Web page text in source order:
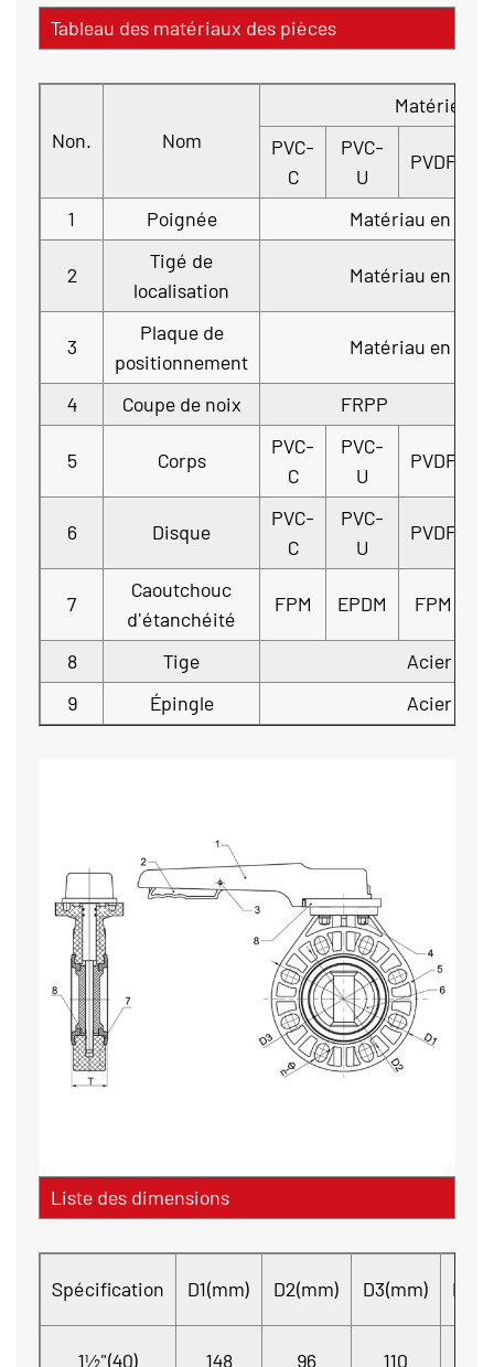
Tableau des matériaux des pièces
Non. Nom
Matériel
PVC-
C
PVC-
U
PVDF
1 Poignée Matériau en
2
Tigé de
localisation
Matériau en
3
Plaque de
positionnement
Matériau en
4 Coupe de noix FRPP
5 Corps
PVC-
C
PVC-
U
PVDF
6 Disque
PVC-
C
PVC-
U
PVDF
7
Caoutchouc
d'étanchéité
FPM EPDM FPM
8 Tige
Acier
9
Épingle Acier
Liste des dimensions
Spécification D1(mm) D2(mm) D3(mm)
1½"(40) 148 96 110